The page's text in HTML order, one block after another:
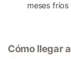
meses fríos
Cómo llegar